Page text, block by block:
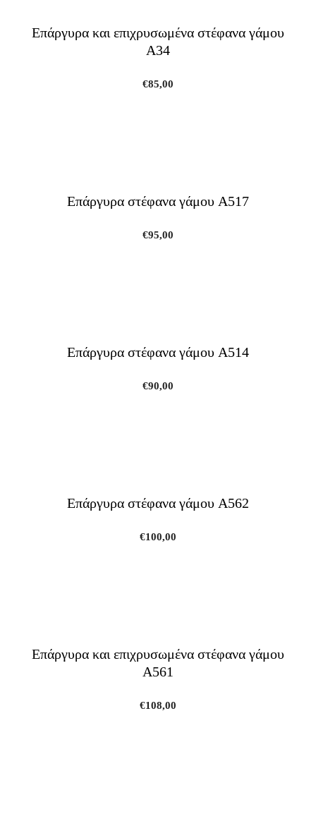
Επάργυρα και επιχρυσωμένα στέφανα γάμου
A34
€85,00
Επάργυρα στέφανα γάμου A517
€95,00
Επάργυρα στέφανα γάμου A514
€90,00
Επάργυρα στέφανα γάμου A562
€100,00
Επάργυρα και επιχρυσωμένα στέφανα γάμου
A561
€108,00